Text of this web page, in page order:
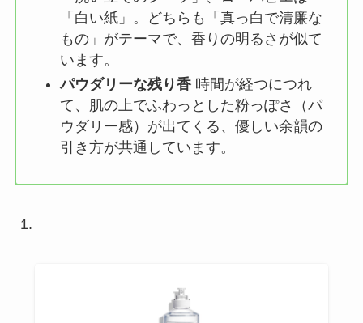
「白い紙」。どちらも「真っ白で清廉な
もの」がテーマで、香りの明るさが似て
います。
パウダリーな残り香時間が経つにつれ
て、肌の上でふわっとした粉っぽさ（パ
ウダリー感）が出てくる、優しい余韻の
引き方が共通しています。